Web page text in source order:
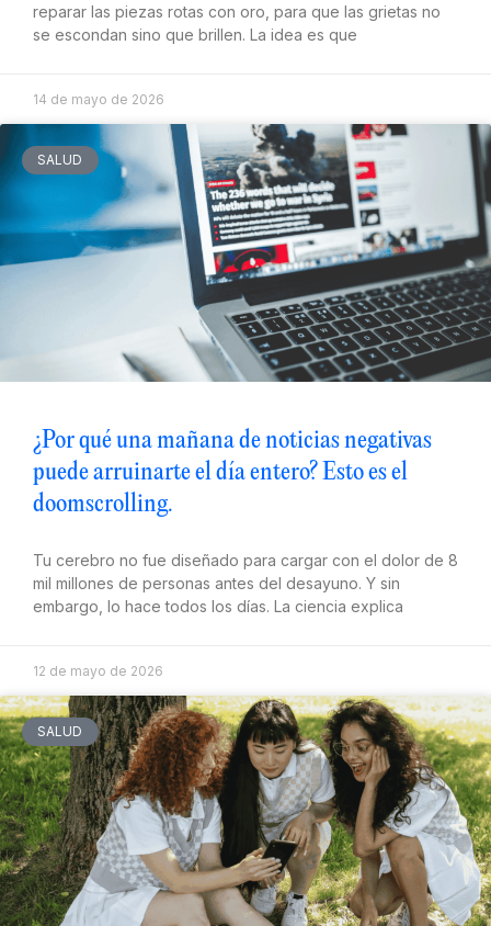
reparar las piezas rotas con oro, para que las grietas no
se escondan sino que brillen. La idea es que
14 de mayo de 2026
SALUD
¿Por qué una mañana de noticias negativas
puede arruinarte el día entero? Esto es el
doomscrolling.
Tu cerebro no fue diseñado para cargar con el dolor de 8
mil millones de personas antes del desayuno. Y sin
embargo, lo hace todos los días. La ciencia explica
12 de mayo de 2026
SALUD